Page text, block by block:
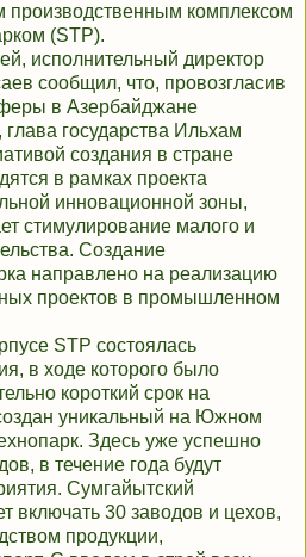
производственным комплексом
(STP).
исполнительный директор
сообщил, что, провозгласив
в Азербайджане
глава государства Ильхам
создания в стране
в рамках проекта
инновационной зоны,
стимулирование малого и
Создание
направлено на реализацию
проектов в промышленном
STP состоялась
в ходе которого было
короткий срок на
уникальный на Южном
Здесь уже успешно
в течение года будут
Сумгайытский
включать 30 заводов и цехов,
продукции,